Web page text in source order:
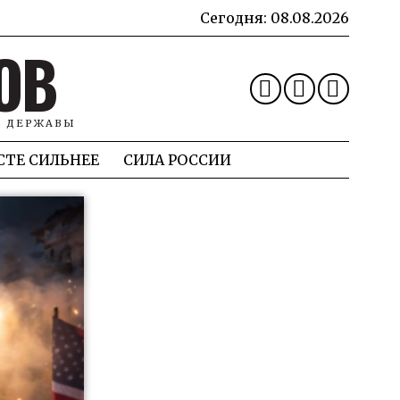
Сегодня: 08.08.2026
ДЕРЖАВЫ
СИЛЬНЕЕ СИЛА РОССИИ